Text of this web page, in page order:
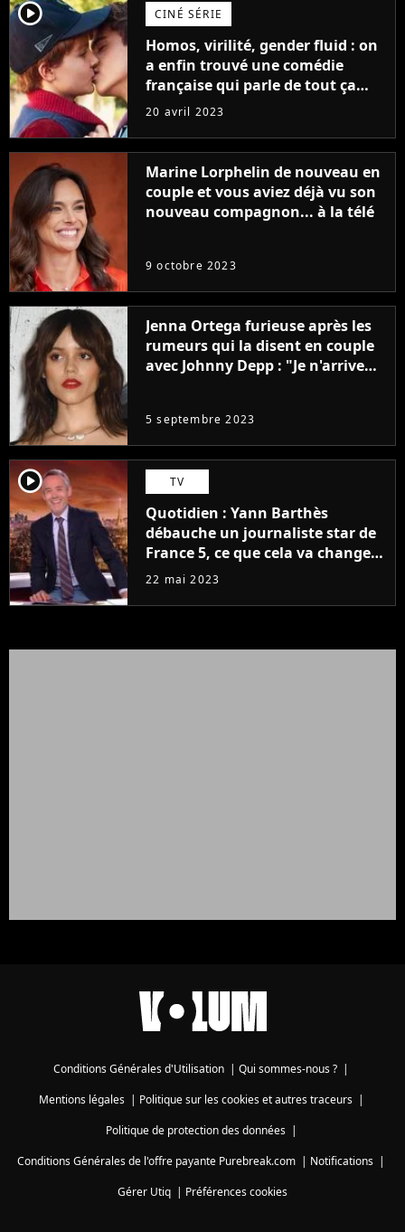
player2 CINÉ SÉRIE
Homos, virilité, gender fluid : on
a enfin trouvé une comédie
française qui parle de tout ça
sans être super ringarde
20 avril 2023
Marine Lorphelin de nouveau en
couple et vous aviez déjà vu son
nouveau compagnon... à la télé
9 octobre 2023
Jenna Ortega furieuse après les
rumeurs qui la disent en couple
avec Johnny Depp : "Je n'arrive
5 septembre 2023
player2 TV
Quotidien : Yann Barthès
débauche un journaliste star de
France 5, ce que cela va changer
à la rentrée
22 mai 2023
Conditions Générales d'Utilisation Qui sommes-nous ?
Mentions légales| Politique sur les cookies et autres traceurs|
Politique de protection des données|
Conditions Générales de l'offre payante Purebreak.com
Notifications
Gérer Utiq
Préférences cookies